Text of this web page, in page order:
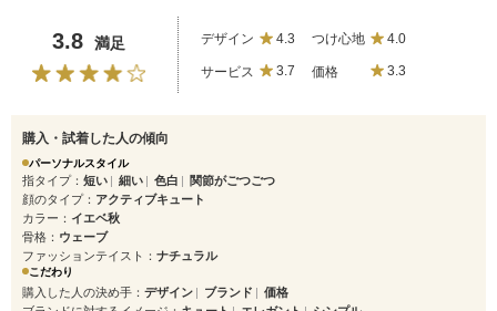
3.8 満足 デザイン 4.3 つけ心地 4.0
サービス 3.7 価格 3.3
購入・試着した人の傾向
パーソナルスタイル
指タイプ 短い 細い 色白
関節がごつごつ
顔のタイプ
アクティブキュート
カラー
イエベ秋
骨格
ウェーブ
ファッションテイスト
ナチュラル
こだわり
購入した人の決め手 デザイン ブランド
価格